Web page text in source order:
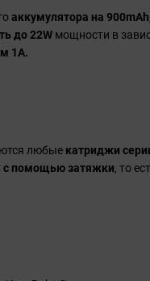
аккумулятора на 900mAh
до 22W мощности в
1А.
любые катриджи
с помощью затяжки, то